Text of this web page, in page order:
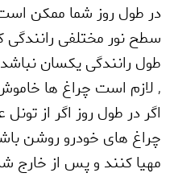
در طول روز شما ممکن
سطح نور مختلفی رانندگی
طول رانندگی یکسان
,لازم است چراغ ها
اگر در طول روز اگر از
چراغ های خودرو روشن
مهیا کنند و پس از خارج